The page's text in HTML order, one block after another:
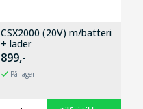
CSX2000 (20V) m/batteri
+ lader
899,-
På lager